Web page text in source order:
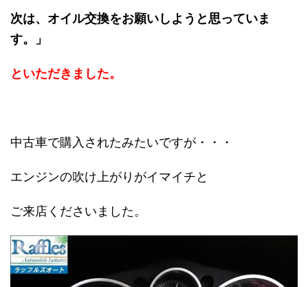
次は、オイル交換をお願いしようと思っていま
す。」
といただきました。
中古車で購入されたみたいですが・・・
エンジンの吹け上がりがイマイチと
ご来店くださいました。